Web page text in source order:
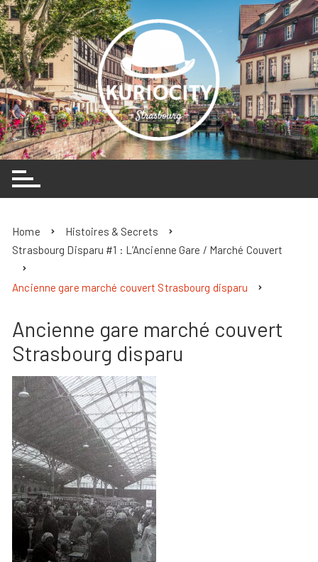
Skip
to
content
Home
Histoires & Secrets
Strasbourg Disparu #1 : L’Ancienne Gare / Marché Couvert
Ancienne gare marché couvert Strasbourg disparu
Ancienne gare marché couvert
Strasbourg disparu